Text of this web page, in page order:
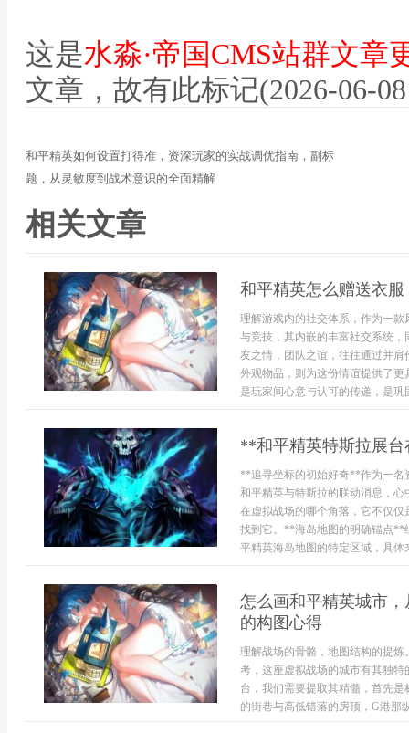
这是水淼·帝国CMS站群文章
文章，故有此标记(2026-06-
和平精英如何设置打得准，资深玩家的实战调优指南，副标
题，从灵敏度到战术意识的全面精解
相关文章
和平精英怎么赠送衣
理解游戏内的社交体系，作为一
与竞技，其内嵌的丰富社交系统
友之情，团队之谊，往往通过并
外观物品，则为这份情谊提供了
是玩家间心意与认可的传递，是巩
**和平精英特斯拉展
**追寻坐标的初始好奇**作为一名
和平精英与特斯拉的联动消息，
在虚拟战场的哪个角落，它不仅
找到它。**海岛地图的明确锚点**
平精英海岛地图的特定区域，具体
怎么画和平精英城市
的构图心得
理解战场的骨骼，地图结构的提
考，这座虚拟战场的城市有其独
台，我们需要提取其精髓，首先
的街巷与高低错落的房顶，G港那